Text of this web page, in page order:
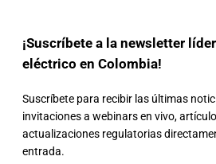
¡Suscríbete a la newsletter
eléctrico en Colombia!
Suscríbete para recibir las últimas
invitaciones a webinars en vivo,
actualizaciones regulatorias
entrada.